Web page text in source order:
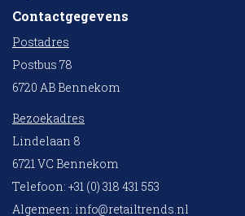
Contactgegevens
Postadres
Postbus 78
6720 AB Bennekom
Bezoekadres
Lindelaan 8
6721 VC Bennekom
Telefoon: +31 (0) 318 431 553
Algemeen: info@retailtrends.nl